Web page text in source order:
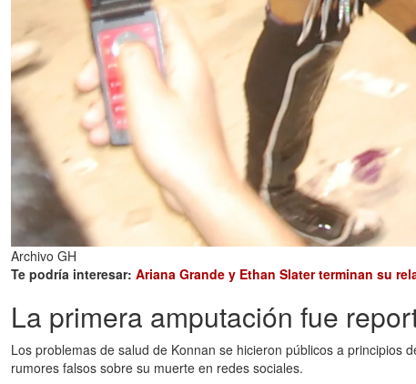
Archivo GH
Te podría interesar: Ariana Grande y Ethan Slater terminan su
La primera amputación fue
Los problemas de salud de Konnan se hicieron públicos a principios
rumores falsos sobre su muerte en redes sociales.